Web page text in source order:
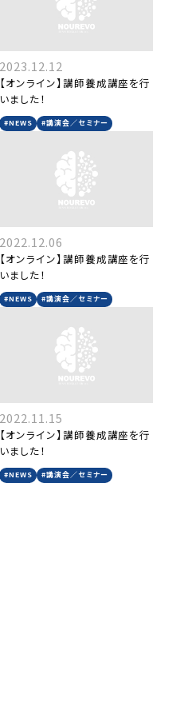
2023.12.12
【オンライン】講師養成講座を行
いました！
#NEWS #講演会／セミナー
2022.12.06
【オンライン】講師養成講座を行
いました！
#NEWS #講演会／セミナー
2022.11.15
【オンライン】講師養成講座を行
いました！
#NEWS #講演会／セミナー